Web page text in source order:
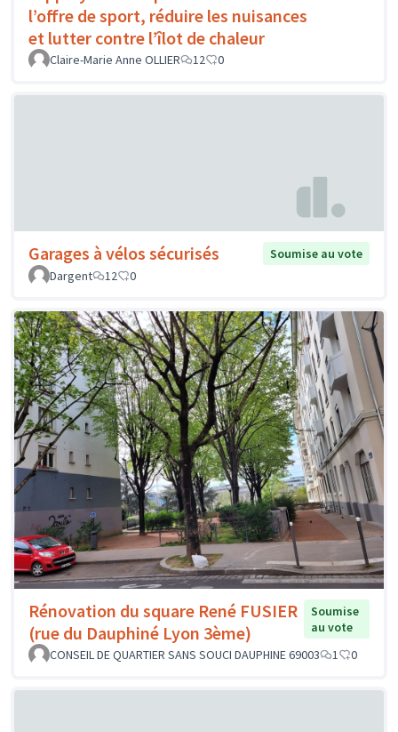
l’offre de sport, réduire les nuisances
et lutter contre l’îlot de chaleur
Claire-Marie Anne OLLIER 12 0
Garages à vélos sécurisés
Soumise au vote
Dargent
12 0
Rénovation du square René FUSIER
(rue du Dauphiné Lyon 3ème)
Soumise
au vote
CONSEIL DE QUARTIER SANS SOUCI DAUPHINE 69003
1 0